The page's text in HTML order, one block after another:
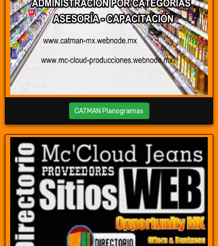
CATMAN Planogramas